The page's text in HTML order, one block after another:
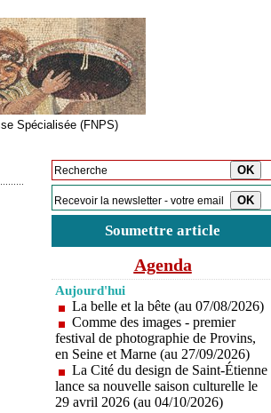
Spécialisée (FNPS)
Soumettre article
Agenda
Aujourd'hui
La belle et la bête (au 07/08/2026)
Comme des images - premier
festival de photographie de Provins,
en Seine et Marne (au 27/09/2026)
La Cité du design de Saint-Étienne
lance sa nouvelle saison culturelle le
29 avril 2026 (au 04/10/2026)